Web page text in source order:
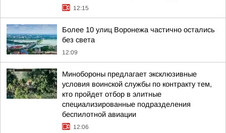
12:15
Более 10 улиц Воронежа частично остались
без света
12:09
Минобороны предлагает эксклюзивные
условия воинской службы по контракту тем,
кто пройдет отбор в элитные
специализированные подразделения
беспилотной авиации
12:06